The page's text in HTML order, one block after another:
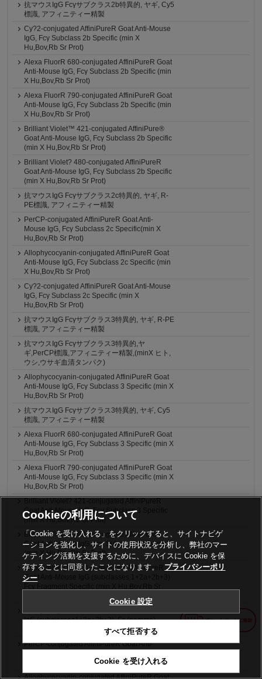
抗マウスIgG Fcγサブクラス2b特異的, ヤギ, Cy5
標識, アフィニティー精製
Cy?2-conjugated AffiniPureR Goat Anti-Mouse
IgG, Fcγ Subclass 2b Specific (min X
Hu,Bov,Rb Sr Prot)
Alexa FluorR 680-conjugated AffiniPureR Goat
Anti-Mouse IgG, Fcγ Subclass 2b Specific (min
X Hu,Bov,Rb Sr Prot)
Alexa FluorR 790-conjugated AffiniPureR Goat
Anti-Mouse IgG, Fcγ Subclass 2b Specific (min
X Hu,Bov,Rb Sr Prot)
Brilliant Violet™ 421-conjugated AffiniPure®
Goat Anti-Mouse IgG, Fcγ Subclass 2b Specific
(min X Hu,Bov,Rb Sr Prot)
Brilliant Violet? 480-conjugated AffiniPureR
Goat Anti-Mouse IgG, Fcγ Subclass 2b Specific
(min X Hu,Bov,Rb Sr Prot)
抗マウスIgG Fcγサブクラス2c特異的, ヤギ, R-
PE標識, アフィニティー精製
PerCP-conjugated AffiniPureR Goat Anti-
Mouse IgG, Fcγ Subclass 2c Specific(min X
Hu,Bov,Rb Sr Prot)
Allophycocyanin-conjugated AffiniPureR Goat
Anti-Mouse IgG, Fcγ Subclass 2c Specific (min
X Hu,Bov,Rb Sr Prot)
Cy?2-conjugated AffiniPureR Goat Anti-Mouse
IgG, Fcγ Subclass 2c Specific (min X
Hu,Bov,Rb Sr Prot)
抗マウスIgG Fcγサブクラス3特異的, ヤギ, R-PE
標識, アフィニティー精製
抗マウスIgG Fcγサブクラス3特異的,ヤ
ギ,PerCP標識,アフィニティー精製,(minX ヒト,
ウシ,ウサギ血清タンパク)
Allophycocyanin-conjugated AffiniPureR Goat
Anti-Mouse IgG, Fcγ Subclass 3 Specific (min X
Hu,Bov,Rb Sr Prot)
抗マウスIgG Fcγサブクラス3特異的, ヤギ, Cy5
標識, アフィニティー精製
Alexa FluorR 680-conjugated AffiniPureR Goat
Anti-Mouse IgG, Fcγ Subclass 3 Specific (min X
Hu,Bov,Rb Sr Prot)
Alexa FluorR 790-conjugated AffiniPureR Goat
Anti-Mouse IgG, Fcγ Subclass 3 Specific (min X
Hu,Bov,Rb Sr Prot)
Goat Anti-Mouse IgG, Fcγ Subclass 3 Specific
(min X Hu,Bov,Rb Sr Prot)
Brilliant Violet? 480-conjugated AffiniPureR
Goat Anti-Mouse IgG, Fcγ Subclass 3 Specific
(min X Hu,Bov,Rb Sr Prot)
Rhodamine (TRITC)-conjugated AffiniPureR
Goat Anti-Mouse IgG (subclasses 1+2a+2b+3)
IgG (subclasses1+2a+2b+3), Fc (gamma)
Fragment Specific (min X Hu,Bov,Rb Sr Prot)
PerCP-conjugated AffiniPureR Goat Anti-
Fragment Specific (min X Hu,Bov,Rb Sr Prot)
Allophycocyanin-conjugated AffiniPureR Goat
Cookieの利用について
「Cookie を受け入れる」をクリックすると、サイトナビゲ
ーションを強化し、サイトの使用状況を分析し、弊社のマー
ケティング活動を支援するために、デバイスに Cookie を保
存することに同意したことになります。
プライバシーポリ
シー
Cookie 設定
すべて拒否する
Cookie を受け入れる